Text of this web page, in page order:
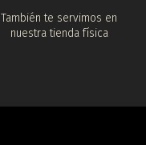
También te servimos en
nuestra tienda física